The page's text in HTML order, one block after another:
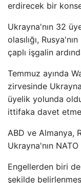
erdirecek bir
Ukrayna'nın 32
olasılığı,
çaplı işgalin
Temmuz ayında
zirvesinde
üyelik yolunda
ittifaka davet
ABD ve Almanya,
Ukrayna'nın NATO
Engellerden biri de
şekilde